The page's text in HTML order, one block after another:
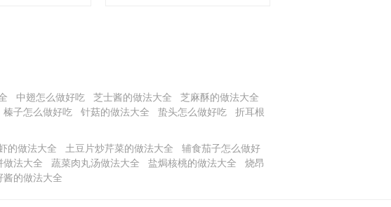
中翅怎么做好吃 芝士酱的做法大全
芝麻酥的做法大全
榛子怎么做好吃 针菇的做法大全 蛰头怎么做好吃
折耳根
的做法大全 土豆片炒芹菜的做法大全
辅食茄子怎么做好
做法大全 蔬菜肉丸汤做法大全 盐焗核桃的做法大全
烧昂
酱的做法大全